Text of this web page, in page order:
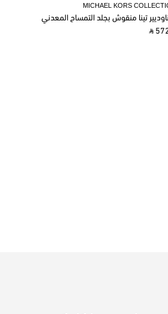
MICHAEL KORS
تينا منقوش بجلد التمساح المعدني
⃁